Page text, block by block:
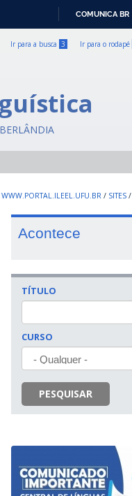
COMUNICA BR
Ir para a busca 3 Ir para o rodapé
WWW.PORTAL.ILEEL.UFU.BR / SITES /
Acontece
TÍTULO
CURSO
PESQUISAR